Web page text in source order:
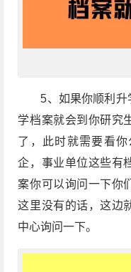
5、如果你顺利升
学档案就会到你研究
了，此时就需要看
企，事业单位这些有
案你可以询问一下你
这里没有的话，这边
中心询问一下。